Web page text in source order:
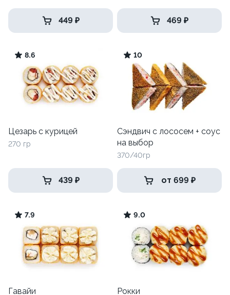
449 ₽ 469 ₽
8.6
Цезарь с курицей
270 гр
439 ₽
10
Сэндвич с лососем + соус
на выбор
370/40гр
от 699 ₽
7.9
Гавайи
9.0
Рокки